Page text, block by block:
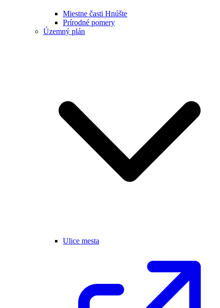
Miestne časti Hnúšte
Prírodné pomery
Územný plán
Ulice mesta